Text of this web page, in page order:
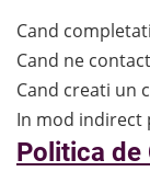
Cand
Cand ne
Cand creati un
In mod indirect
Politica de